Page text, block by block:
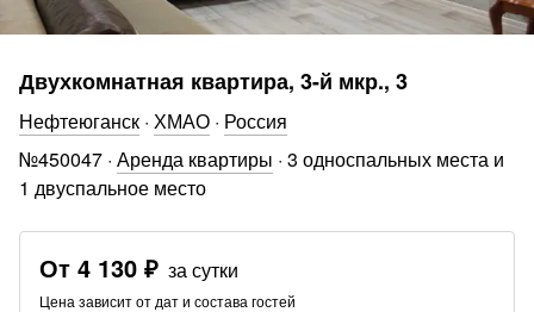
Двухкомнатная квартира, 3-й мкр., 3
Нефтеюганск · ХМАО · Россия
№450047 · Аренда квартиры · 3 односпальных места и
1 двуспальное место
От 4 130 ₽ за сутки
Цена зависит от дат и состава гостей